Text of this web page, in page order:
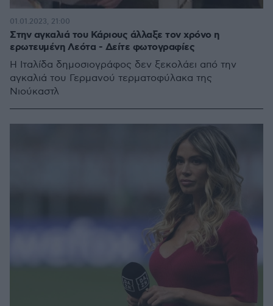
Στην αγκαλιά του Κάριους άλλαξε τον χρόνο η
ερωτευμένη Λεότα - Δείτε φωτογραφίες
Η Ιταλίδα δημοσιογράφος δεν ξεκολάει από την
αγκαλιά του Γερμανού τερματοφύλακα της
Νιούκαστλ
01.01.2023, 21:00